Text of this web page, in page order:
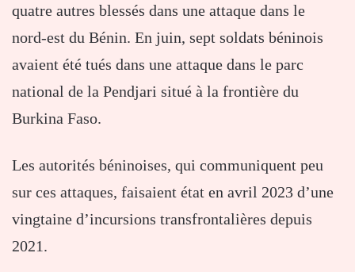
quatre autres blessés dans une attaque dans le
nord-est du Bénin. En juin, sept soldats béninois
avaient été tués dans une attaque dans le parc
national de la Pendjari situé à la frontière du
Burkina Faso.
Les autorités béninoises, qui communiquent peu
sur ces attaques, faisaient état en avril 2023 d’une
vingtaine d’incursions transfrontalières depuis
2021.